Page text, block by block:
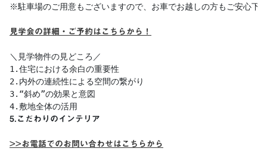
※駐車場のご用意もございますので、お車でお越しの方もご安心下
見学会の詳細・ご予約はこちらから！
＼見学物件の見どころ／
1.住宅における余白の重要性
2.内外の連続性による空間の繋がり
3.“斜め”の効果と意図
5. こだわりのインテリア
>>お電話でのお問い合わせはこちらから